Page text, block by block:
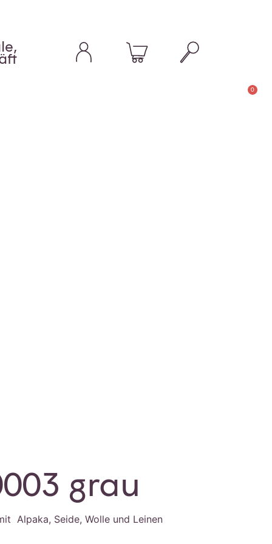
0
grau
Alpaka, Seide, Wolle und Leinen